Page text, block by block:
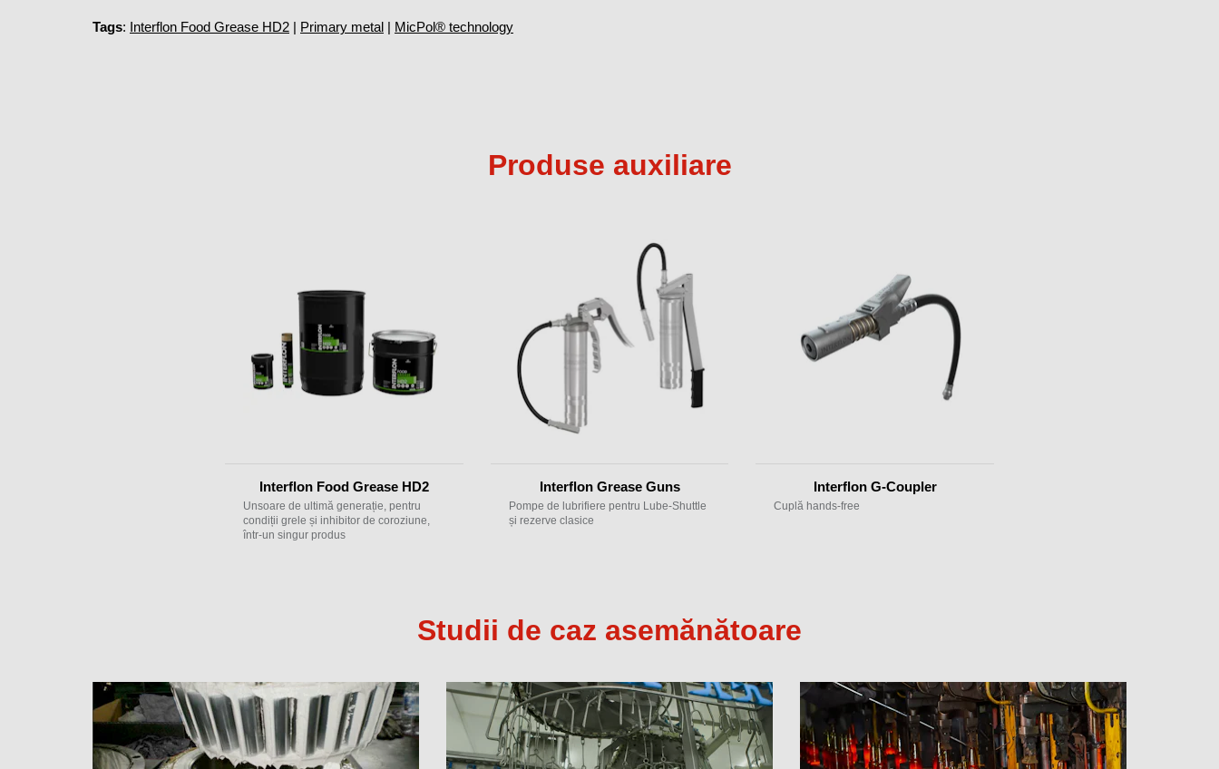
Tags: Interflon Food Grease HD2 | Primary metal | MicPol® technology
Produse auxiliare
Interflon Food Grease HD2
Unsoare de ultimă generație, pentru
condiții grele și inhibitor de coroziune,
într-un singur produs
Interflon Grease Guns
Pompe de lubrifiere pentru Lube-Shuttle
și rezerve clasice
Interflon G-Coupler
Cuplă hands-free
Studii de caz asemănătoare